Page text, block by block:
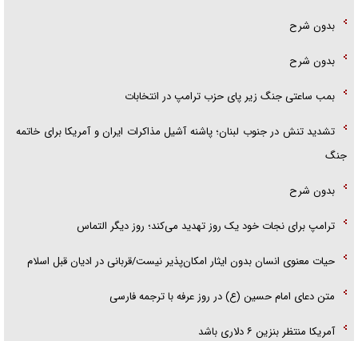
بدون شرح
بدون شرح
بمب ساعتی جنگ زیر پای حزب ترام‍پ در انتخابات
تشدید تنش در جنوب لبنان؛ پاشنه آشیل مذاکرات ایران و آمریکا برای خاتمه
جنگ
بدون شرح
ترامپ برای نجات خود یک روز تهدید می‌کند؛ روز دیگر التماس
حیات معنوی انسان بدون ایثار امکان‌پذیر نیست/قربانی در ادیان قبل اسلام
متن دعای امام حسین (ع) در روز عرفه با ترجمه فارسی
آمریکا منتظر بنزین ۶ دلاری باشد